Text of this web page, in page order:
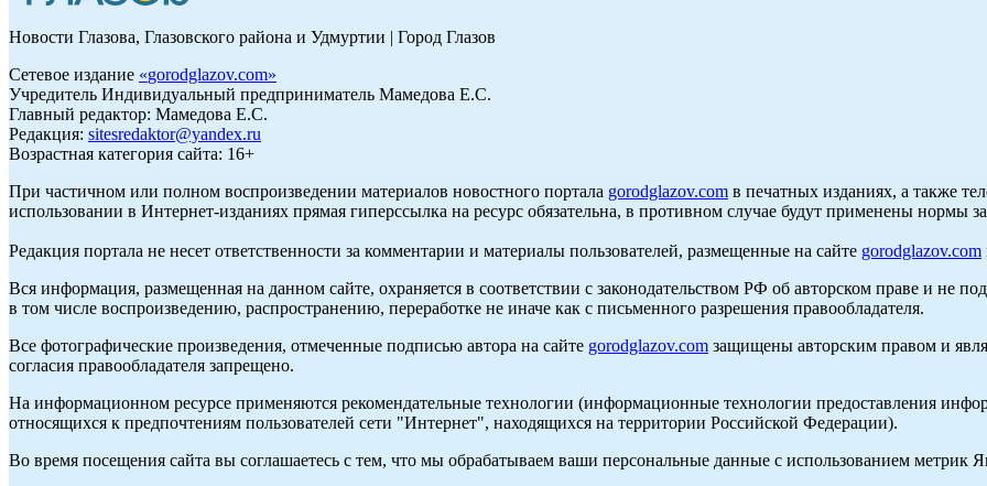
Новости Глазова, Глазовского района и Удмуртии | Город Глазов
Сетевое издание «gorodglazov.com»
Учредитель Индивидуальный предприниматель Мамедова Е.С.
Главный редактор: Мамедова Е.С.
Редакция: sitesredaktor@yandex.ru
Возрастная категория сайта: 16+
При частичном или полном воспроизведении материалов новостного портала gorodglazov.com в печатных изданиях, а также
использовании в Интернет-изданиях прямая гиперссылка на ресурс обязательна, в противном случае будут применены нормы
Редакция портала не несет ответственности за комментарии и материалы пользователей, размещенные на сайте gorodglazov.com
Вся информация, размещенная на данном сайте, охраняется в соответствии с законодательством РФ об авторском праве и не
в том числе воспроизведению, распространению, переработке не иначе как с письменного разрешения правообладателя.
Все фотографические произведения, отмеченные подписью автора на сайте gorodglazov.com защищены авторским правом и
согласия правообладателя запрещено.
На информационном ресурсе применяются рекомендательные технологии (информационные технологии предоставления
относящихся к предпочтениям пользователей сети "Интернет", находящихся на территории Российской Федерации).
Во время посещения сайта вы соглашаетесь с тем, что мы обрабатываем ваши персональные данные с использованием метрик